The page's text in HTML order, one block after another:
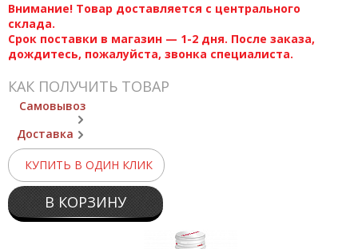
Внимание! Товар доставляется с центрального
склада.
Срок поставки в магазин — 1-2 дня. После заказа,
дождитесь, пожалуйста, звонка специалиста.
КАК ПОЛУЧИТЬ ТОВАР
Самовывоз
Доставка
КУПИТЬ В ОДИН КЛИК
В КОРЗИНУ